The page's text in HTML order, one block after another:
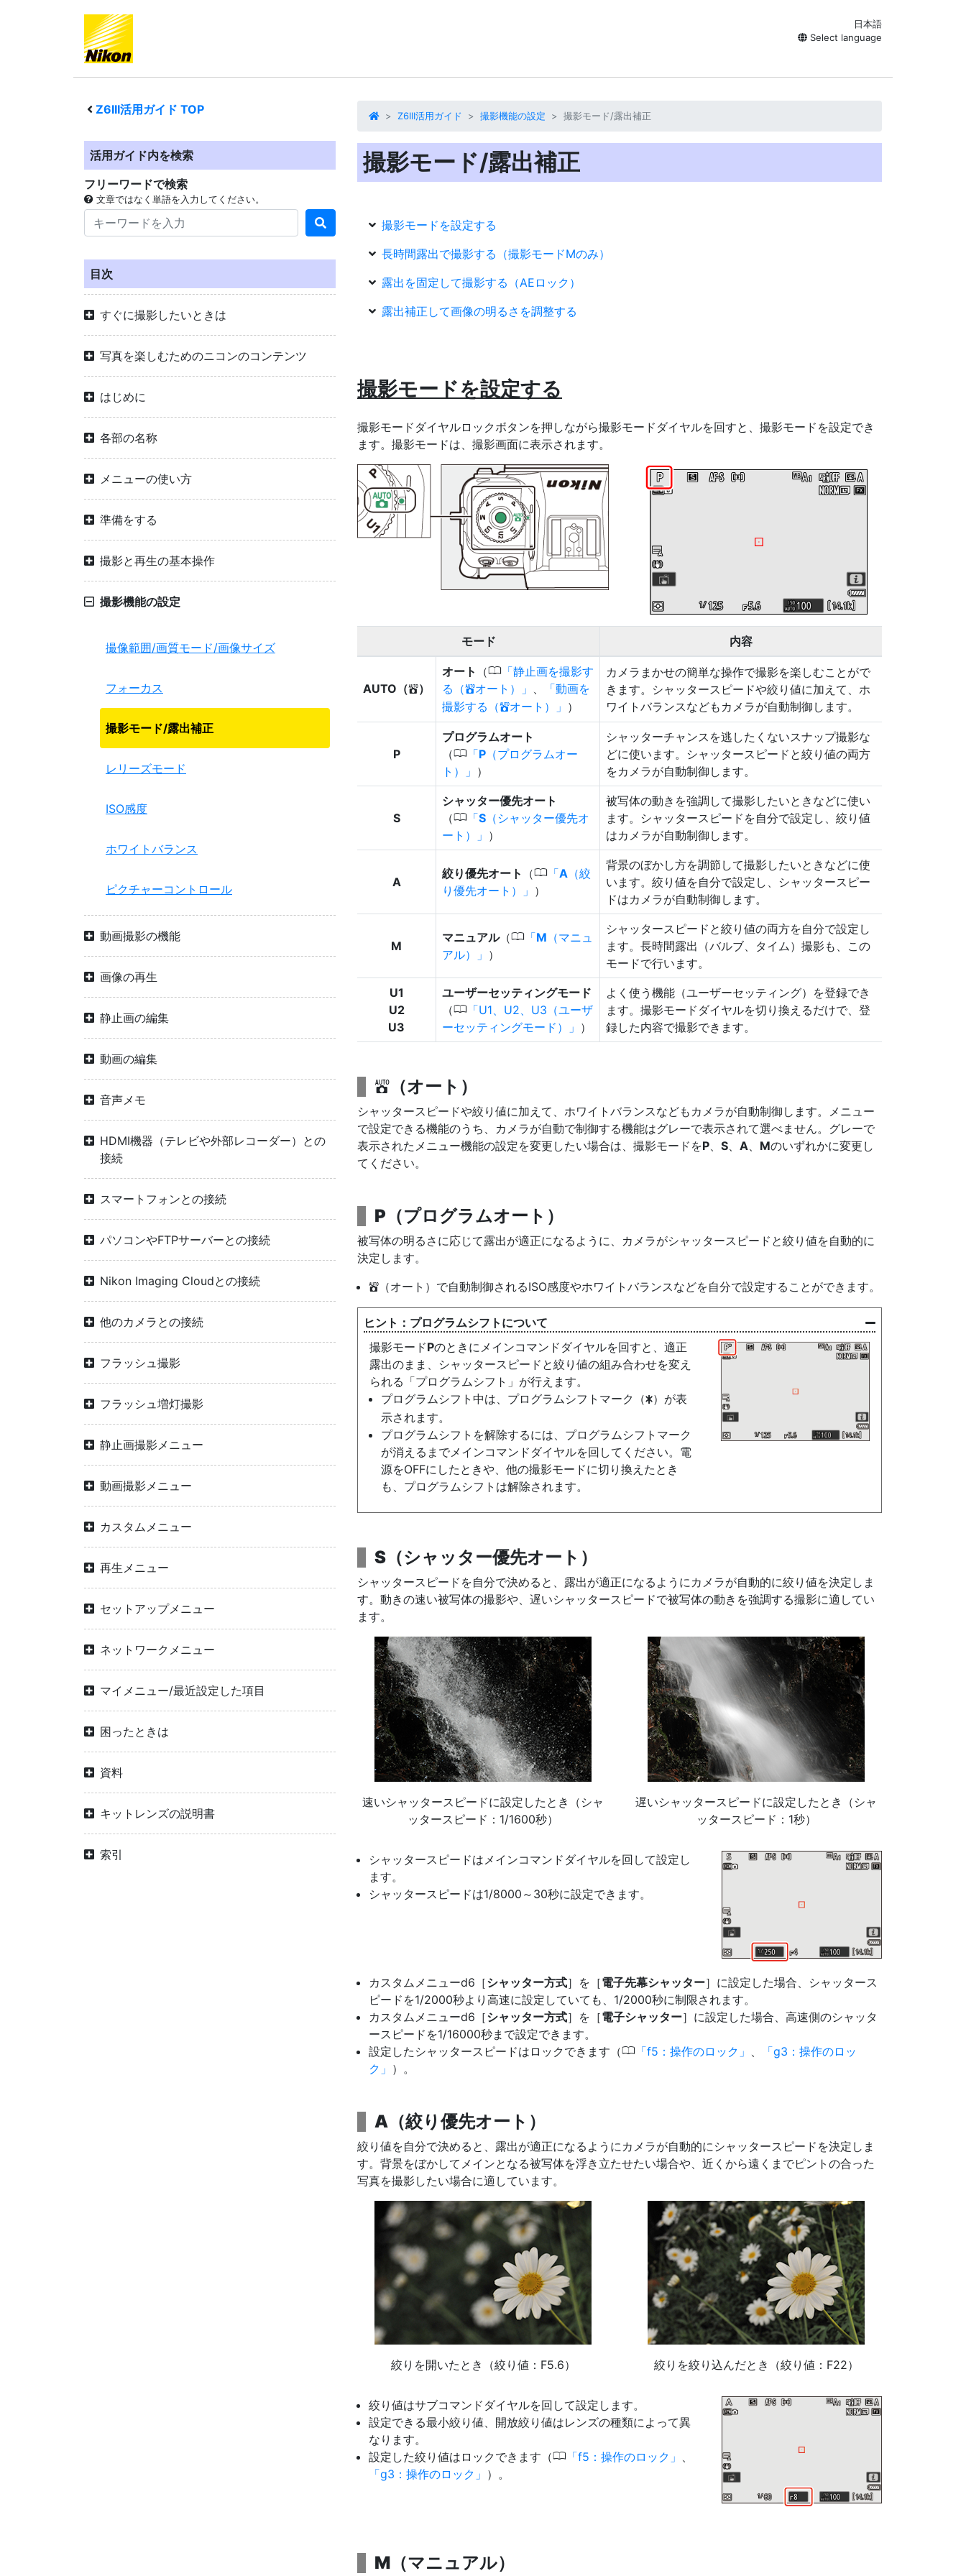
日本語
Select language
Z6III活用ガイド TOP
活用ガイド内を検索
フリーワードで検索
文章ではなく単語を入力してください。
目次
すぐに撮影したいときは
写真を楽しむためのニコンのコンテンツ
はじめに
各部の名称
メニューの使い方
準備をする
撮影と再生の基本操作
撮影機能の設定
撮像範囲/画質モード/画像サイズ
フォーカス
撮影モード/露出補正
レリーズモード
ISO感度
ホワイトバランス
ピクチャーコントロール
動画撮影の機能
画像の再生
静止画の編集
動画の編集
音声メモ
HDMI機器（テレビや外部レコーダー）との
接続
スマートフォンとの接続
パソコンやFTPサーバーとの接続
Nikon Imaging Cloudとの接続
他のカメラとの接続
フラッシュ撮影
フラッシュ増灯撮影
静止画撮影メニュー
動画撮影メニュー
カスタムメニュー
再生メニュー
セットアップメニュー
ネットワークメニュー
マイメニュー/最近設定した項目
困ったときは
資料
キットレンズの説明書
索引
Z6III活用ガイド 撮影機能の設定 撮影モード/露出補正
撮影モード/露出補正
撮影モードを設定する
長時間露出で撮影する（撮影モードMのみ）
露出を固定して撮影する（AEロック）
露出補正して画像の明るさを調整する
撮影モードを設定する
撮影モードダイヤルロックボタンを押しながら撮影モードダイヤルを回すと、撮影モードを設定でき
ます。撮影モードは、撮影画面に表示されます。
モード 内容
AUTO（b）
オート （0
静止画を撮影す
る（bオート） 、
動画を
撮影する（bオート） ）
カメラまかせの簡単な操作で撮影を楽しむことがで
きます。シャッタースピードや絞り値に加えて、ホ
ワイトバランスなどもカメラが自動制御します。
P
プログラムオート
（0 P （プログラムオー
ト）
）
シャッターチャンスを逃したくないスナップ撮影な
どに使います。シャッタースピードと絞り値の両方
をカメラが自動制御します。
S
シャッター優先オート
（0 S （シャッター優先オ
ート）
）
被写体の動きを強調して撮影したいときなどに使い
ます。シャッタースピードを自分で設定し、絞り値
はカメラが自動制御します。
A
絞り優先オート （0 A （絞
り優先オート）
）
背景のぼかし方を調節して撮影したいときなどに使
います。絞り値を自分で設定し、シャッタースピー
ドはカメラが自動制御します。
M
マニュアル（0 M （マニュ
アル）
）
シャッタースピードと絞り値の両方を自分で設定し
ます。長時間露出（バルブ、タイム）撮影も、この
モードで行います。
U1
U2
U3
ユーザーセッティングモード
（0
U1、U2、U3（ユーザ
ーセッティングモード）
）
よく使う機能（ユーザーセッティング）を登録でき
ます。撮影モードダイヤルを切り換えるだけで、登
録した内容で撮影できます。
b （オート）
シャッタースピードや絞り値に加えて、ホワイトバランスなどもカメラが自動制御します。メニュー
で設定できる機能のうち、カメラが自動で制御する機能はグレーで表示されて選べません。グレーで
表示されたメニュー機能の設定を変更したい場合は、撮影モードをP、 S、 A、 Mのいずれかに変更し
てください。
P （プログラムオート ）
被写体の明るさに応じて露出が適正になるように、カメラがシャッタースピードと絞り値を自動的に
決定します。
b （オート）で自動制御されるISO感度やホワイトバランスなどを自分で設定することができます。
プログラムシフト について
撮影モードPのときにメインコマンドダイヤルを回すと、適正
露出のまま、シャッタースピードと絞り値の組み合わせを変え
られる「プログラムシフト」が行えます。
プログラムシフト中は、プログラムシフトマーク（U）が表
示されます。
プログラムシフトを解除するには、プログラムシフトマーク
が消えるまでメインコマンドダイヤルを回してください。電
源をOFFにしたときや、他の撮影モードに切り換えたとき
も、プログラムシフトは解除されます。
S （シャッター優先オート ）
シャッタースピード を自分で決めると、露出が適正になるようにカメラが自動的に絞り値を決定しま
す。動きの速い被写体の撮影や、遅いシャッタースピードで被写体の動きを強調する撮影に適してい
ます。
速いシャッタースピードに設定したとき（シャ
ッタースピード：1/1600秒）
遅いシャッタースピードに設定したとき（シャ
ッタースピード：1秒）
シャッタースピードはメインコマンドダイヤルを回して設定し
ます。
シャッタースピードは1/8000～30秒に設定できます。
カスタムメニューd6［シャッター方式］を［電子先幕シャッター］に設定した場合、シャッタース
ピードを1/2000秒より高速に設定していても、1/2000秒に制限されます。
カスタムメニューd6［シャッター方式］を［電子シャッター］に設定した場合、高速側のシャッタ
ースピードを1/16000秒まで設定できます。
設定したシャッタースピードはロックできます（0 f5：操作のロック
g3：操作のロッ
ク
）。
A （絞り優先オート ）
絞り値を自分で決めると、露出が適正になるようにカメラが自動的にシャッタースピードを決定しま
す。背景をぼかしてメインとなる被写体を浮き立たせたい場合や、近くから遠くまでピントの合った
写真を撮影したい場合に適しています。
絞りを開いたとき（絞り値：F5.6） 絞りを絞り込んだとき（絞り値：F22）
絞り値はサブコマンドダイヤルを回して設定します。
設定できる最小絞り値、開放絞り値はレンズの種類によって異
なります。
設定した絞り値はロックできます（0 f5：操作のロック
g3：操作のロック
）。
M （マニュアル）